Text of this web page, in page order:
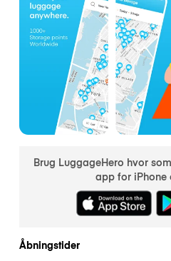
Brug LuggageHero hvor
app for iPhone
Åbningstider